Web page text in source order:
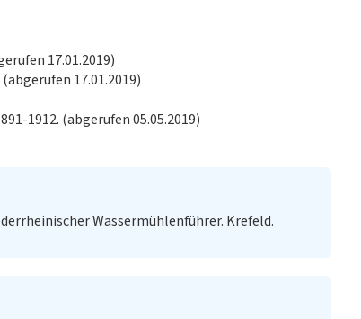
17.01.2019)
17.01.2019)
1912. (abgerufen 05.05.2019)
Wassermühlenführer. Krefeld.